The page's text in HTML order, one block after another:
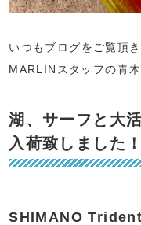
いつもブログをご覧頂
MARLINスタッフの青木
湖、サーフと大
入荷致しました！
SHIMANO